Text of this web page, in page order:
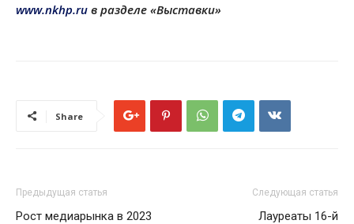
www.nkhp.ru в разделе «Выставки»
Share
Предыдущая статья
Рост медиарынка в 2023
Следующая статья
Лауреаты 16-й